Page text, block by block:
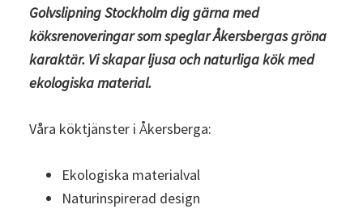
Golvslipning Stockholmdig gärna med
köksrenoveringar som speglar Åkersbergas gröna
karaktär. Vi skapar ljusa och naturliga kök med
ekologiska material.
Våra köktjänster i Åkersberga:
Ekologiska materialval
Naturinspirerad design